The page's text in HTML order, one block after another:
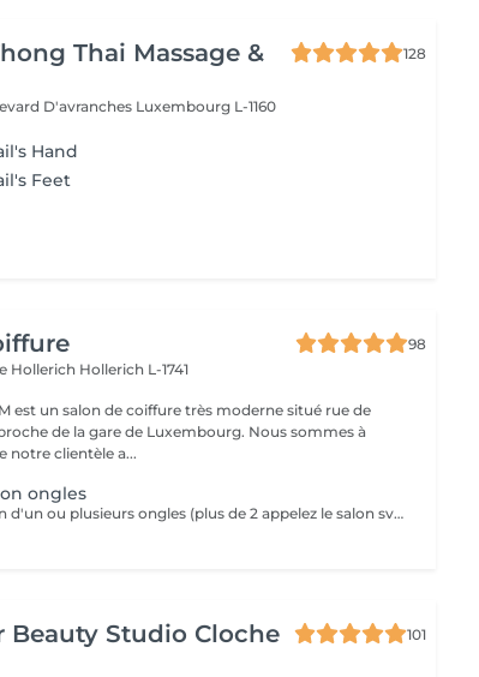
Thai Massage &
128
D'avranches Luxembourg L-1160
Hand
Feet
98
Hollerich Hollerich L-1741
est un salon de coiffure très moderne situé rue de
de la gare de Luxembourg. Nous sommes à
notre clientèle a...
ongles
Rèparation d'un ou plusieurs ongles (plus de 2 appelez le salon svp)
Beauty Studio Cloche
101